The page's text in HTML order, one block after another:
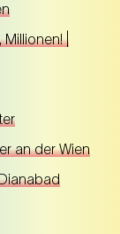
|
an der Wien